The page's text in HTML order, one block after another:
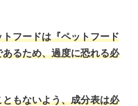
フードは『ペットフード
るため、過度に恐れる必
もないよう、成分表は必